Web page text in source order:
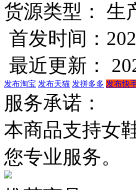
货源类型： 生
首发时间：
最近更新：
发布淘宝 发布天猫 发拼多多 发布快
服务承诺：
本商品支持女
您专业服务。